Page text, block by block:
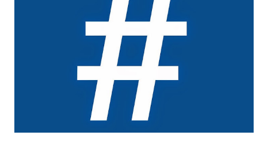
थिए। ( एडवार्ड स्नोडन , 'नेसनल सेक्युरिटि एजेन्सी' (एन एस ए),
व्यक्ति हुन्।) स्नोडनका अनुसार आठ क्यारेक्टरको पासवर्ड कम्प्युटरले
सजिलै क्रयाक गर्न सक्छ । अत: पासवर्ड बलियो राख्न, आफ्नो बेग्लै
'पास-फ्रेजेज' बनाउन उनको सुझाव थियो, जुन डिक्सनरीमा नभेटियोस
र सजिलै सम्झन पनि सकियोस् । बलियो पासवर्ड कस्तो हुन्छ, यो छोटो